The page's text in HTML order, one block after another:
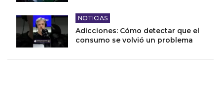
NOTICIAS
Adicciones: Cómo detectar que el
consumo se volvió un problema